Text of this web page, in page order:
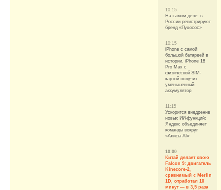
10:15
На самом деле: в
России регистрируют
бренд «Пухосос»
10:15
iPhone с самой
большой батареей в
истории. iPhone 18
Pro Max с
физической SIM-
картой получит
уменьшенный
аккумулятор
11:15
Ускорится внедрение
новых ИИ-функций:
Яндекс объединяет
команды вокруг
«Алисы AI»
10:00
Китай делает свою
Falcon 9: двигатель
Kinecore-2,
сравнимый с Merlin
1D, отработал 10
минут — в 3,5 раза